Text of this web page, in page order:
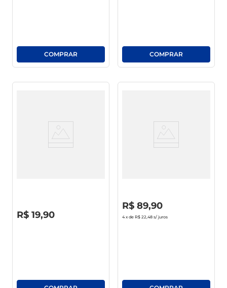
R$ 19,90
R$ 89,90
4 x de R$ 22,48 s/ juros